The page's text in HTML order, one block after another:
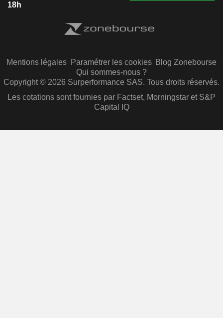
18h
Mentions légales Paramétrer les cookies Blog Zonebourse
Qui sommes-nous ?
Copyright © 2026 Surperformance SAS. Tous droits réservés.
Les cotations sont fournies par Factset, Morningstar et S&P
Capital IQ